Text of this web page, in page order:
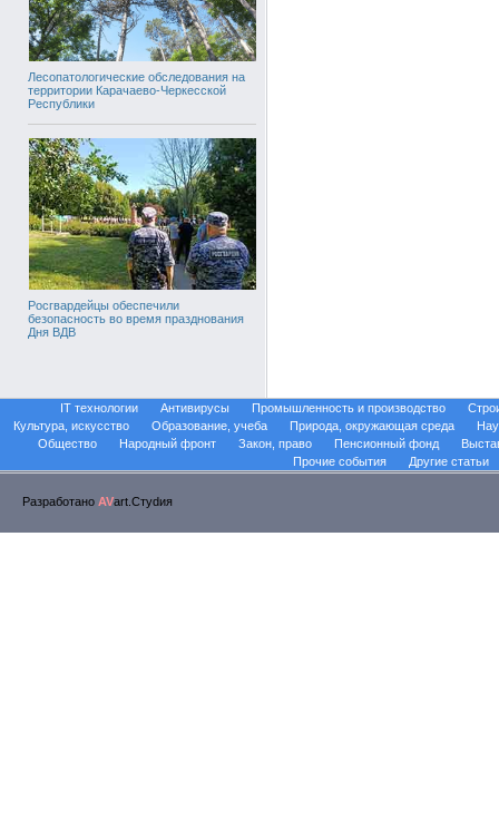
Лесопатологические обследования на
территории Карачаево-Черкесской
Республики
Росгвардейцы обеспечили
безопасность во время празднования
Дня ВДВ
IT технологии Антивирусы Промышленность и производство
Культура, искусство
Образование, учеба Природа, окружающая среда
Общество
Народный фронт Закон, право Пенсионный фонд
Прочие события
Другие статьи
Разработано AVart.Стуdия